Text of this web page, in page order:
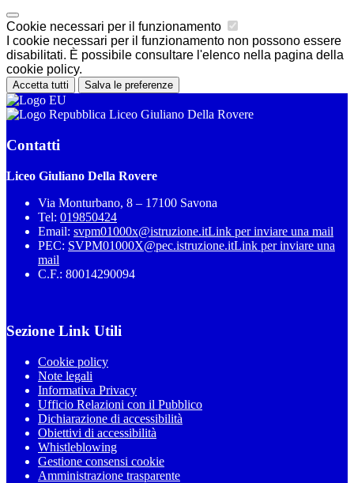
Cookie necessari per il funzionamento
I cookie necessari per il funzionamento non possono essere
disabilitati. È possibile consultare l'elenco nella pagina della
cookie policy.
Accetta tutti Salva le preferenze
Liceo Giuliano Della Rovere
Contatti
Liceo Giuliano Della Rovere
Via Monturbano, 8 – 17100 Savona
Tel: 019850424
Email: svpm01000x@istruzione.itLink per inviare una mail
PEC: SVPM01000X@pec.istruzione.itLink per inviare una
mail
C.F.: 80014290094
Sezione Link Utili
Cookie policy
Note legali
Informativa Privacy
Ufficio Relazioni con il Pubblico
Dichiarazione di accessibilità
Obiettivi di accessibilità
Whistleblowing
Gestione consensi cookie
Amministrazione trasparente